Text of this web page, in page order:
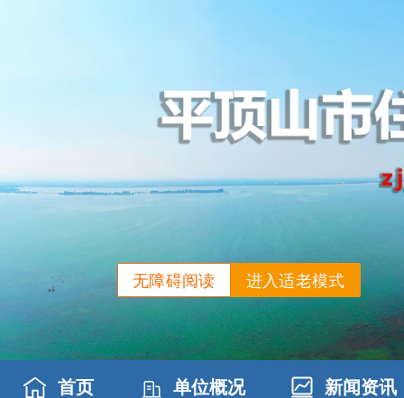
进入适老模式
无障碍阅读
首页 单位概况 新闻资讯